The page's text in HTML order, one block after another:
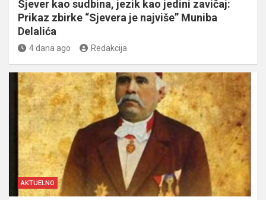
Sjever kao sudbina, jezik kao jedini zavičaj:
Prikaz zbirke “Sjevera je najviše” Muniba
Delalića
4 dana ago Redakcija
AKTUELNO